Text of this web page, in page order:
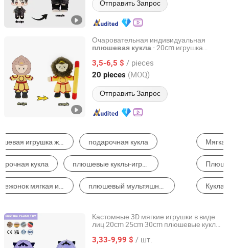
Отправить Запрос
Очаровательная индивидуальная
плюшевая кукла- 20cm игрушка
3,5-6,5 $ / pieces
20 pieces (MOQ)
Отправить Запрос
Yancheng Joy Foundationcultural Creativity Co., Ltd.
Jiangsu, China с 2025
Мягкая игрушка-животное Плюшевая мультяшная игрушка
Плюшевый брелок
Кукла Подарки и Украшения на Рождество
Кастомные 3D мягкие игрушки в виде
лиц 20cm 25cm 30cm плюшевые куклы
3,33-9,99 $ / шт.
Xuzhou Gaopeng Toy Co., Ltd.